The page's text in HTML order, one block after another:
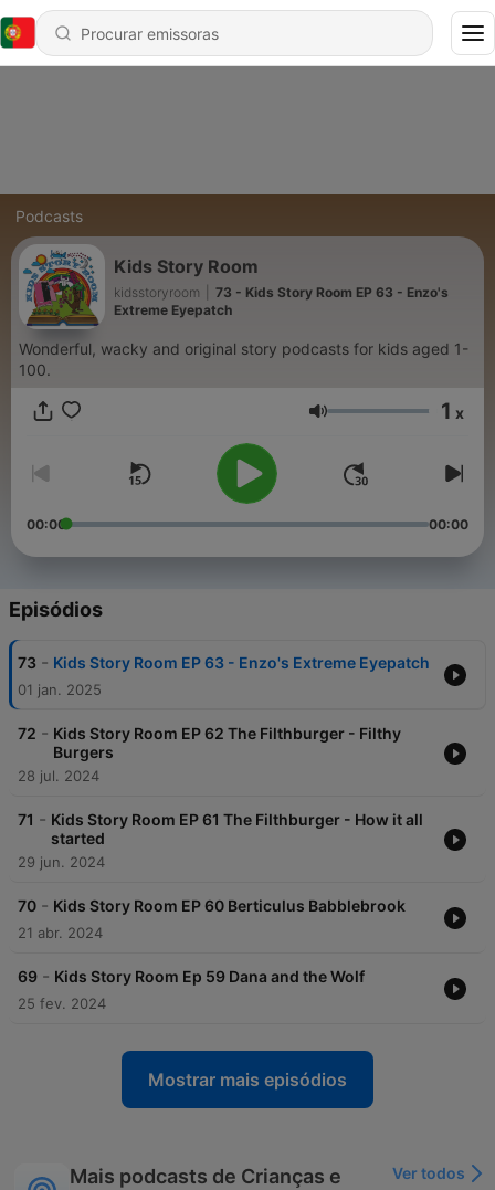
Podcasts
Kids Story Room
kidsstoryroom
73 - Kids Story Room EP 63 - Enzo's
Extreme Eyepatch
Wonderful, wacky and original story podcasts for kids aged 1-
100.
Volume 1 x
00:00 00:00
Episódios
73 - Kids Story Room EP 63 - Enzo's Extreme Eyepatch
01 jan. 2025
72 - Kids Story Room EP 62 The Filthburger - Filthy
Burgers
28 jul. 2024
71 - Kids Story Room EP 61 The Filthburger - How it all
started
29 jun. 2024
70 - Kids Story Room EP 60 Berticulus Babblebrook
21 abr. 2024
69 - Kids Story Room Ep 59 Dana and the Wolf
25 fev. 2024
Mostrar mais episódios
Mais podcasts de Crianças e
Ver todos